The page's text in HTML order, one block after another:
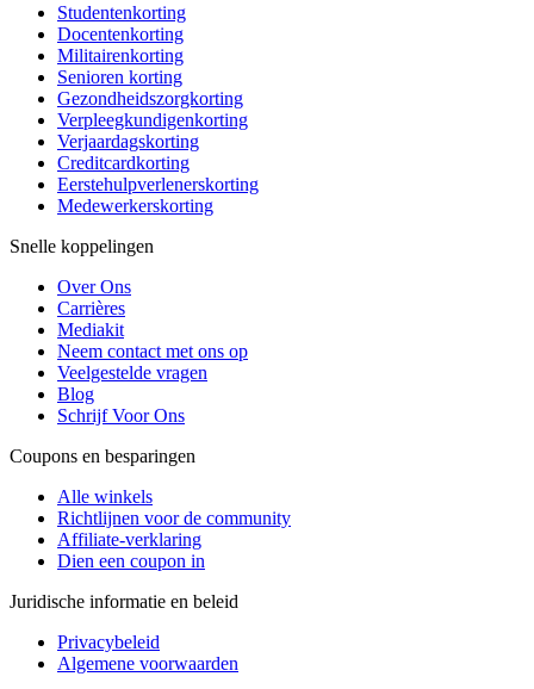
Studentenkorting
Docentenkorting
Militairenkorting
Senioren korting
Gezondheidszorgkorting
Verpleegkundigenkorting
Verjaardagskorting
Creditcardkorting
Eerstehulpverlenerskorting
Medewerkerskorting
Snelle koppelingen
Over Ons
Carrières
Mediakit
Neem contact met ons op
Veelgestelde vragen
Blog
Schrijf Voor Ons
Coupons en besparingen
Alle winkels
Richtlijnen voor de community
Affiliate-verklaring
Dien een coupon in
Juridische informatie en beleid
Privacybeleid
Algemene voorwaarden